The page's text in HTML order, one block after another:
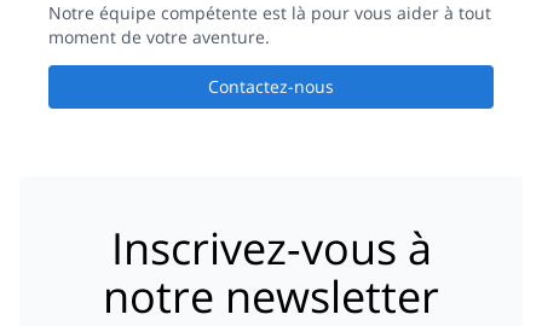
Notre équipe compétente est là pour vous aider à tout
moment de votre aventure.
Contactez-nous
Inscrivez-vous à
notre newsletter